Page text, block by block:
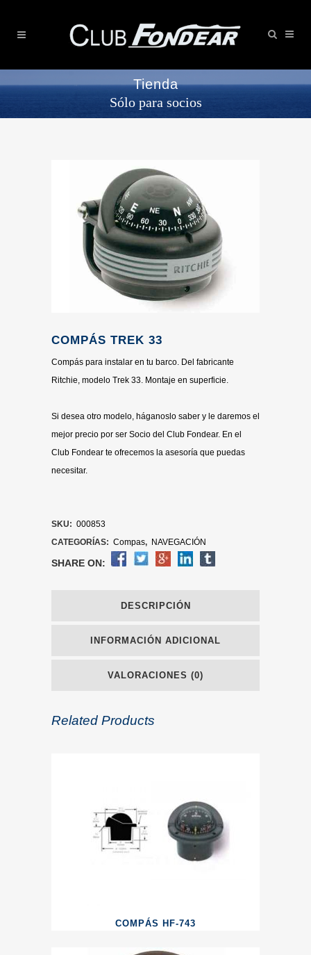
Tienda
Sólo para socios
COMPÁS TREK 33
Compás para instalar en tu barco. Del fabricante
Ritchie, modelo Trek 33. Montaje en superficie.
Si desea otro modelo, háganoslo saber y le daremos el
mejor precio por ser Socio del Club Fondear. En el
Club Fondear te ofrecemos la asesoría que puedas
necesitar.
SKU: 000853
CATEGORÍAS: Compas, NAVEGACIÓN
SHARE ON:
DESCRIPCIÓN
INFORMACIÓN ADICIONAL
VALORACIONES (0)
Related Products
COMPÁS HF-743